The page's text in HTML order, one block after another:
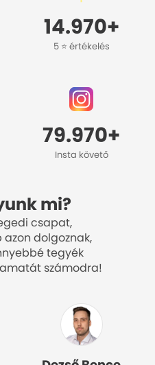
14.970+
5 ⭐️ értékelés
79.970+
Insta követő
mi?
csapat,
dolgoznak,
tegyék
számodra!